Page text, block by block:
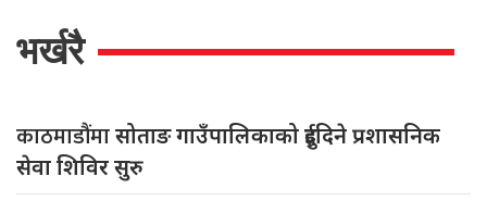
भर्खरै
काठमाडौंमासोताङ गाउँपालिकाको दुईदिने प्रशासनिक
सेवा शिविर सुरु